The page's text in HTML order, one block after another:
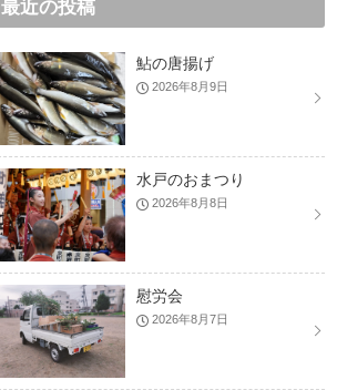
最近の投稿
鮎の唐揚げ
2026年8月9日
水戸のおまつり
2026年8月8日
慰労会
2026年8月7日